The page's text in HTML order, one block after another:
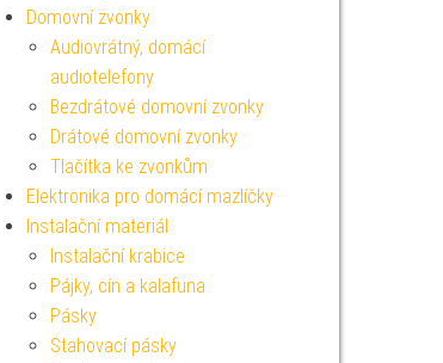
Domovní zvonky
Audiovrátný, domácí
audiotelefony
Bezdrátové domovní zvonky
Drátové domovní zvonky
Tlačítka ke zvonkům
Elektronika pro domácí mazlíčky
Instalační materiál
Instalační krabice
Pájky, cín a kalafuna
Pásky
Stahovací pásky